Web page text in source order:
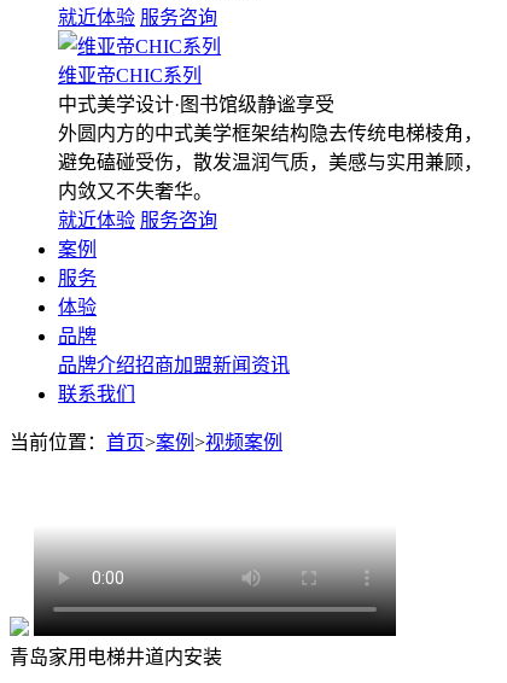
就近体验 服务咨询
维亚帝CHIC系列
中式美学设计·图书馆级静谧享受
外圆内方的中式美学框架结构隐去传统电梯棱角，
避免磕碰受伤，散发温润气质，美感与实用兼顾，
内敛又不失奢华。
就近体验 服务咨询
案例
服务
体验
品牌
品牌介绍招商加盟新闻资讯
联系我们
当前位置： 首页>案例 >视频案例
青岛家用电梯井道内安装